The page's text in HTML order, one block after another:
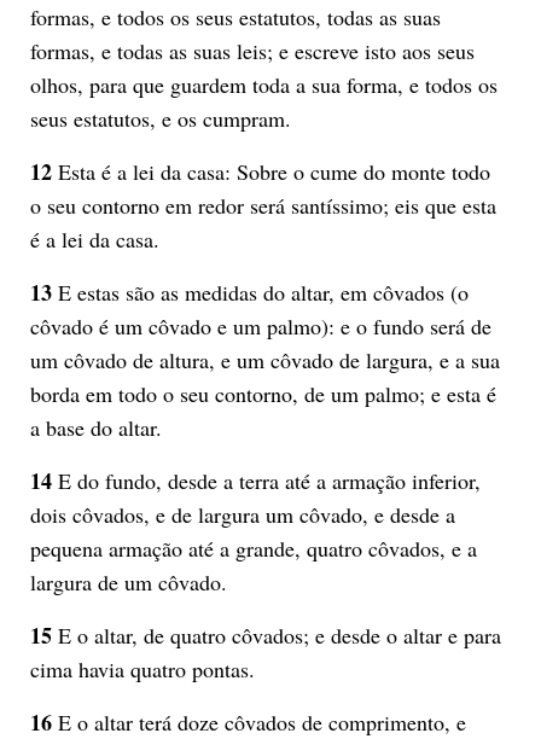
formas, e todos os seus estatutos, todas as suas
formas, e todas as suas leis; e escreve isto aos seus
olhos, para que guardem toda a sua forma, e todos os
seus estatutos, e os cumpram.
12Esta é a lei da casa: Sobre o cume do monte todo
o seu contorno em redor será santíssimo; eis que esta
é a lei da casa.
13E estas são as medidas do altar, em côvados (o
côvado é um côvado e um palmo): e o fundo será de
um côvado de altura, e um côvado de largura, e a sua
borda em todo o seu contorno, de um palmo; e esta é
a base do altar.
14E do fundo, desde a terra até a armação inferior,
dois côvados, e de largura um côvado, e desde a
pequena armação até a grande, quatro côvados, e a
largura de um côvado.
15E o altar, de quatro côvados; e desde o altar e para
cima havia quatro pontas.
16E o altar terá doze côvados de comprimento, e